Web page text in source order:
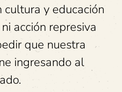
cultura y educación
acción represiva
que nuestra
ingresando al